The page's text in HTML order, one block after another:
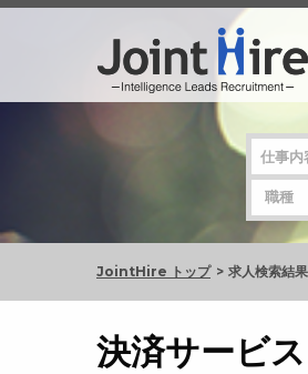
JointHire トップ 求人検索結果
決済サービ